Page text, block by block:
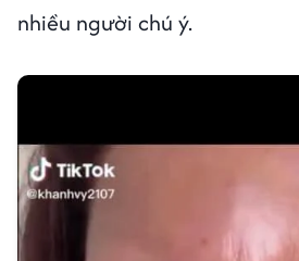
nhiều người chú ý.